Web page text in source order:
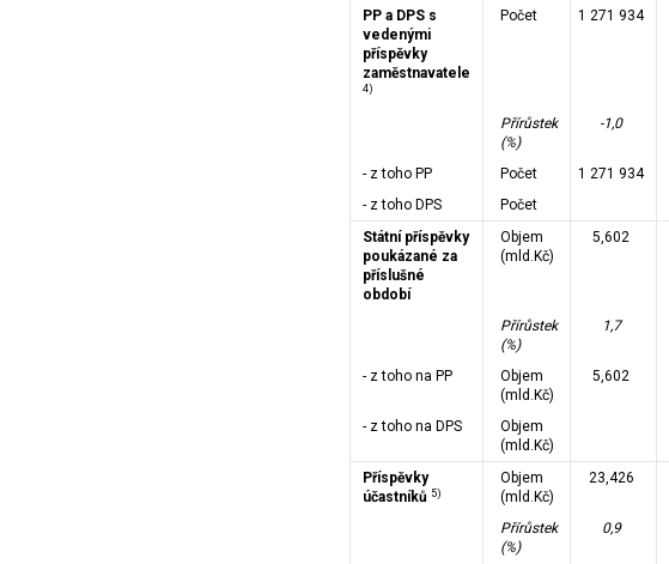
PP a DPS s
vedenými
příspěvky
zaměstnavatele
4)
Počet 1 271 934
Přírůstek
(%)
-1,0
- z toho PP Počet 1 271 934
- z toho DPS
Počet
Státní příspěvky
poukázané za
příslušné
období
Objem
(mld.Kč)
5,602
Přírůstek
(%)
1,7
- z toho na PP
Objem
(mld.Kč)
5,602
- z toho na DPS
Objem
(mld.Kč)
Příspěvky
účastníků 5)
Objem
(mld.Kč)
23,426
Přírůstek
(%)
0,9